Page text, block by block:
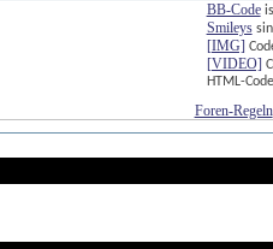
BB-Code
Smileys
[IMG]
[VIDEO]
HTML-
Foren-Regeln